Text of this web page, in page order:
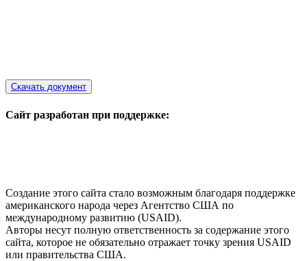
Скачать документ
Сайт разработан при поддержке:
Создание этого сайта стало возможным благодаря поддержке
американского народа через Агентство США по
международному развитию (USAID).
Авторы несут полную ответственность за содержание этого
сайта, которое не обязательно отражает точку зрения USAID
или правительства США.